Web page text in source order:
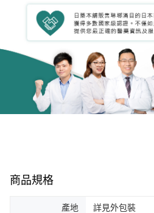
商品規格
產地 詳見外包裝